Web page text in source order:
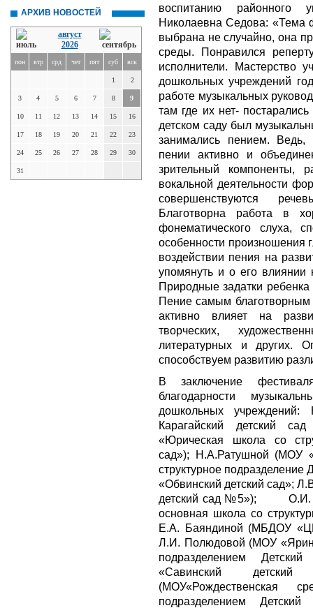
АРХИВ НОВОСТЕЙ
август
2026
пон втр срд чет пят суб вск
1 2
3 4 5 6 7 8 9
10 11 12 13 14 15 16
17 18 19 20 21 22 23
24 25 26 27 28 29 30
31
воспитанию районного
Николаевна Седова: «Тема
выбрана не случайно, она
среды. Понравился
исполнители. Мастерство
дошкольных учреждений
работе музыкальных
там где их нет-
детском саду был
занимались пением. Ведь,
пении активно и
зрительный компоненты,
вокальной деятельности
совершенствуются
Благотворна работа в
фонематического слуха,
особенности произношения
воздействии пения на
упомянуть и о его влиянии
Природные задатки
Пение самым благотворным
активно влияет на
творческих,
литературных и других.
способствуем развитию
В заключение
благодарности
дошкольных
Карагайский детский
«Юрическая школа со
сад»); Н.А.Ратушной (МОУ
структурное
«Обвинский детский сад»;
детский сад №5»); О.И.
основная школа со
Е.А. Баяндиной (МБДОУ
Л.И. Полюдовой (МОУ
подразделением
«Савинский
(МОУ«Рождественская
подразделением